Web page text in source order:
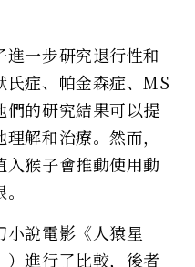
一步研究退行性和
氏症、帕金森症、MS
的研究結果可以提
解和治療。然而，
猴子會推動使用動
說電影《人猿星
進行了比較，後者